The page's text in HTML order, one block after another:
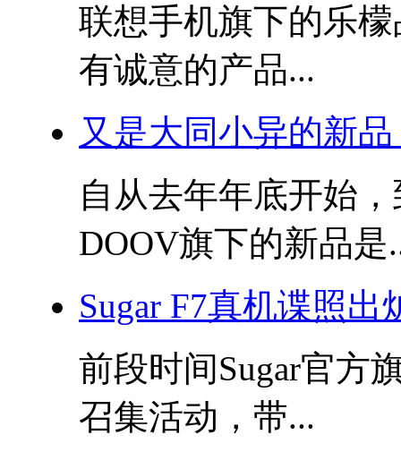
联想手机旗下的乐
有诚意的产品...
又是大同小异的新
自从去年年底开始
DOOV旗下的新品是
Sugar F7真机谍照
前段时间Sugar官方
召集活动，带...